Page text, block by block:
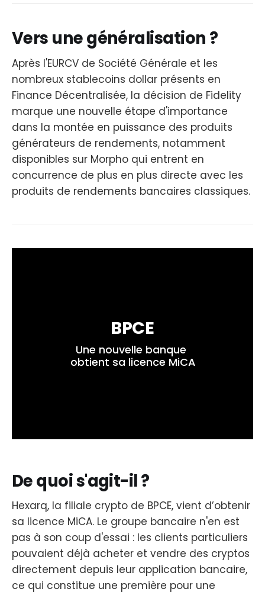
Vers une généralisation ?
Après l'EURCV de Société Générale et les
nombreux stablecoins dollar présents en
Finance Décentralisée, la décision de Fidelity
marque une nouvelle étape d'importance
dans la montée en puissance des produits
générateurs de rendements, notamment
disponibles sur Morpho qui entrent en
concurrence de plus en plus directe avec les
produits de rendements bancaires classiques.
BPCE
Une nouvelle banque
obtient sa licence MiCA
De quoi s'agit-il ?
Hexarq, la filiale crypto de BPCE, vient d’obtenir
sa licence MiCA. Le groupe bancaire n'en est
pas à son coup d'essai : les clients particuliers
pouvaient déjà acheter et vendre des cryptos
directement depuis leur application bancaire,
ce qui constitue une première pour une